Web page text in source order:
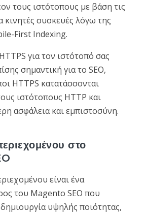
τους ιστότοπους με βάση τις
κινητές συσκευές λόγω της
First Indexing.
για τον ιστότοπό σας
σημαντική για το SEO,
HTTPS κατατάσσονται
ιστότοπους HTTP και
ασφάλεια και εμπιστοσύνη.
στο
είναι ένα
του Magento SEO που
υψηλής ποιότητας,